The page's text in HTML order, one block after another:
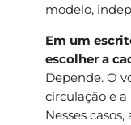
modelo,
Em um
escolher a
Depende. O
circulação e
Nesses